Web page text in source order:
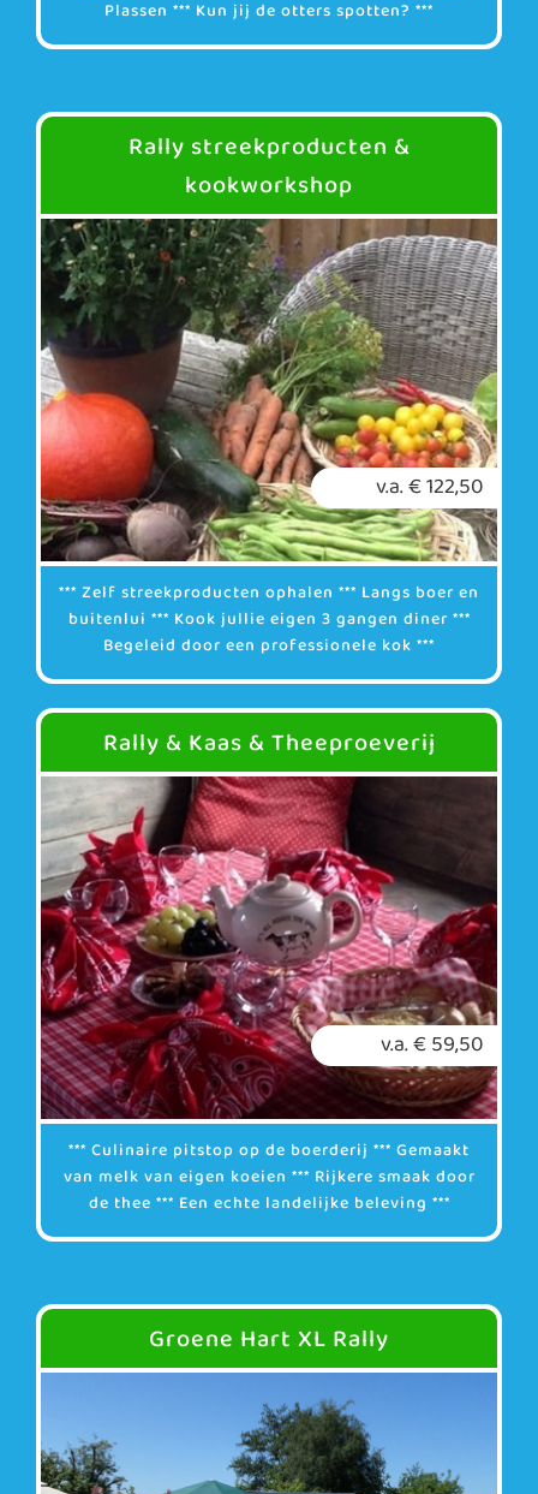
Plassen *** Kun jij de otters spotten? ***
Rally streekproducten &
kookworkshop
v.a. € 122,50
*** Zelf streekproducten ophalen *** Langs boer en
buitenlui *** Kook jullie eigen 3 gangen diner ***
Begeleid door een professionele kok ***
Rally & Kaas & Theeproeverij
v.a. € 59,50
*** Culinaire pitstop op de boerderij *** Gemaakt
van melk van eigen koeien *** Rijkere smaak door
de thee *** Een echte landelijke beleving ***
Groene Hart XL Rally